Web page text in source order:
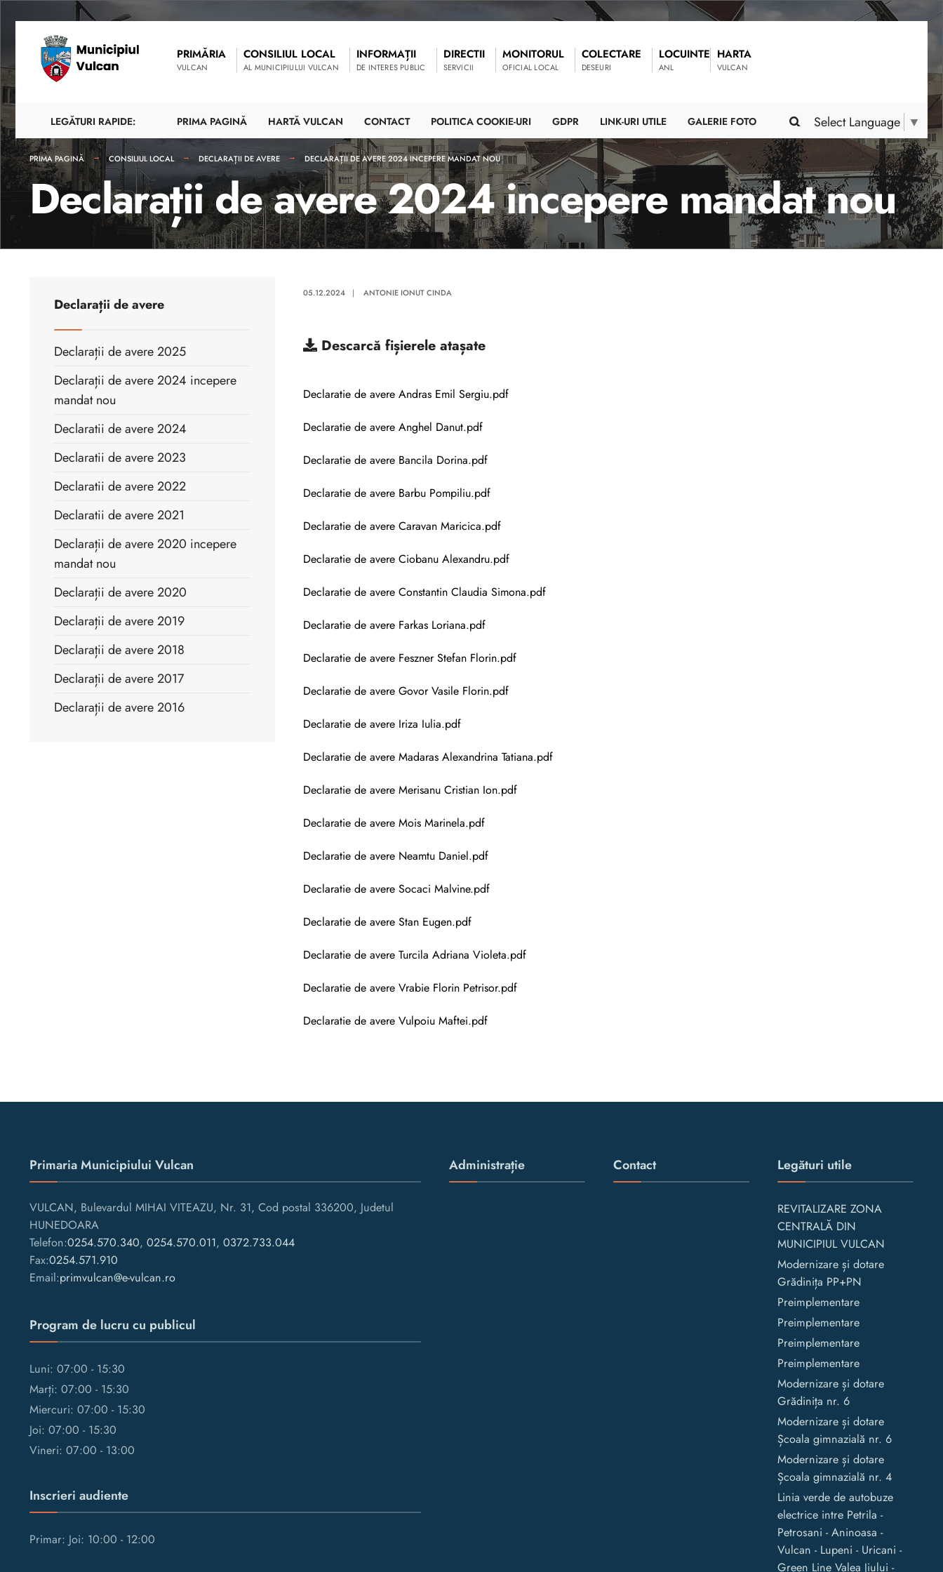
PRIMĂRIA
VULCAN
CONSILIUL LOCAL
AL MUNICIPIULUI VULCAN
INFORMAȚII
DE INTERES PUBLIC
DIRECTII
SERVICII
MONITORUL
OFICIAL LOCAL
COLECTARE
DESEURI
LOCUINTE
ANL
HARTA
VULCAN
Select Language ▼
LEGĂTURI RAPIDE: PRIMA PAGINĂ HARTĂ VULCAN CONTACT POLITICA COOKIE-URI GDPR LINK-URI UTILE GALERIE FOTO
PRIMA PAGINĂ CONSILIUL LOCAL DECLARAȚII DE AVERE DECLARAȚII DE AVERE 2024 INCEPERE MANDAT NOU
Declarații de avere 2024 incepere mandat nou
05.12.2024 | ANTONIE IONUT CINDA
Descarcă fișierele atașate
Declaratie de avere Andras Emil Sergiu.pdf
Declaratie de avere Anghel Danut.pdf
Declaratie de avere Bancila Dorina.pdf
Declaratie de avere Barbu Pompiliu.pdf
Declaratie de avere Caravan Maricica.pdf
Declaratie de avere Ciobanu Alexandru.pdf
Declaratie de avere Constantin Claudia Simona.pdf
Declaratie de avere Farkas Loriana.pdf
Declaratie de avere Feszner Stefan Florin.pdf
Declaratie de avere Govor Vasile Florin.pdf
Declaratie de avere Iriza Iulia.pdf
Declaratie de avere Madaras Alexandrina Tatiana.pdf
Declaratie de avere Merisanu Cristian Ion.pdf
Declaratie de avere Mois Marinela.pdf
Declaratie de avere Neamtu Daniel.pdf
Declaratie de avere Socaci Malvine.pdf
Declaratie de avere Stan Eugen.pdf
Declaratie de avere Turcila Adriana Violeta.pdf
Declaratie de avere Vrabie Florin Petrisor.pdf
Declaratie de avere Vulpoiu Maftei.pdf
Declarații de avere
Declarații de avere 2025
Declarații de avere 2024 incepere
mandat nou
Declaratii de avere 2024
Declaratii de avere 2023
Declaratii de avere 2022
Declaratii de avere 2021
Declarații de avere 2020 incepere
mandat nou
Declarații de avere 2020
Declarații de avere 2019
Declarații de avere 2018
Declarații de avere 2017
Declarații de avere 2016
Primaria Municipiului Vulcan
VULCAN, Bulevardul MIHAI VITEAZU, Nr. 31, Cod postal 336200, Judetul
HUNEDOARA
Telefon:0254.570.340, 0254.570.011, 0372.733.044
Fax:0254.571.910
Email:primvulcan@e-vulcan.ro
Program de lucru cu publicul
Luni: 07:00 - 15:30
Marți: 07:00 - 15:30
Miercuri: 07:00 - 15:30
Joi: 07:00 - 15:30
Vineri: 07:00 - 13:00
Inscrieri audiente
Primar: Joi: 10:00 - 12:00
Administrație Contact Legături utile
REVITALIZARE ZONA
CENTRALĂ DIN
MUNICIPIUL VULCAN
Modernizare și dotare
Grădinița PP+PN
Preimplementare
Preimplementare
Preimplementare
Preimplementare
Modernizare și dotare
Grădinița nr. 6
Modernizare și dotare
Școala gimnazială nr. 6
Modernizare și dotare
Școala gimnazială nr. 4
Linia verde de autobuze
electrice intre Petrila -
Petrosani - Aninoasa -
Vulcan - Lupeni - Uricani -
Green Line Valea Jiului -